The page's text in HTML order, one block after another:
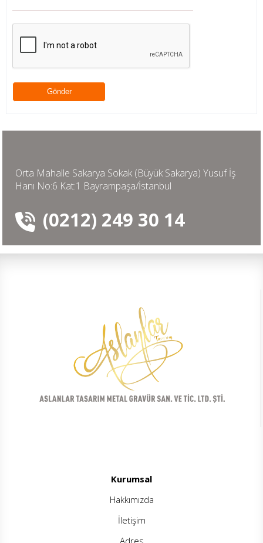
Orta Mahalle Sakarya Sokak (Büyük Sakarya) Yusuf İş
Hanı No:6 Kat:1 Bayrampaşa/İstanbul
(0212) 249 30 14
Kurumsal
Hakkımızda
İletişim